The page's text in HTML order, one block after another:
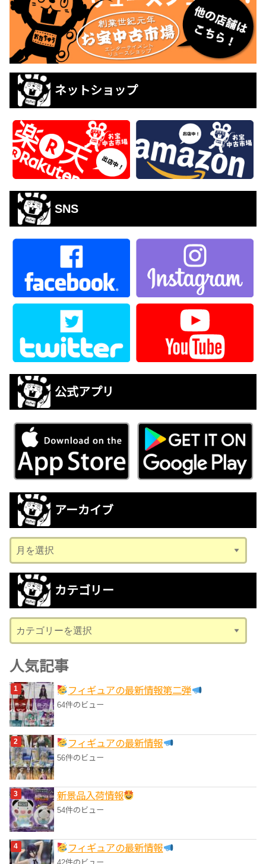
ネットショップ
SNS
公式アプリ
アーカイブ
ー
カ
ブ
カテゴリー
テ
ゴ
リ
ー
人気記事
フィギュアの最新情報第二弾
64件のビュー
フィギュアの最新情報
56件のビュー
‎新景品入荷情報
54件のビュー
フィギュアの最新情報